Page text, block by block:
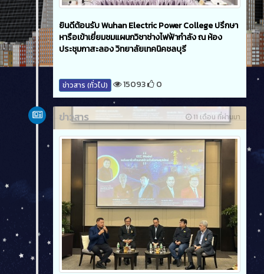
ยินดีต้อนรับ Wuhan Electric Power College ปรึกษา
หารือเข้าเยี่ยมชมแผนกวิชาช่างไฟฟ้ากำลัง ณ ห้อง
ประชุมกาสะลอง วิทยาลัยเทคนิคชลบุรี
ข่าวสาร (ทั่วไป) 15093 0
11 เดือน ที่ผ่านมา
ข่าวสาร